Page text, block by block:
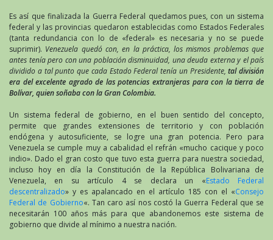
Es así que finalizada la Guerra Federal quedamos pues, con un sistema
federal y las provincias quedaron establecidas como Estados Federales
(tanta redundancia con lo de «federal» es necesaria y no se puede
suprimir). Venezuela quedó con, en la práctica, los mismos problemas que
antes tenía pero con una población disminuidad, una deuda externa y el país
dividido a tal punto que cada Estado Federal tenía un Presidente,tal división
era del excelente agrado de las potencias extranjeras para con la tierra de
Bolívar, quien soñaba con la Gran Colombia.
Un sistema federal de gobierno, en el buen sentido del concepto,
permite que grandes extensiones de territorio y con población
endógena y autosuficiente, se logre una gran potencia. Pero para
Venezuela se cumple muy a cabalidad el refrán «mucho cacique y poco
indio». Dado el gran costo que tuvo esta guerra para nuestra sociedad,
incluso hoy en día la Constitución de la República Bolivariana de
Venezuela, en su artículo 4 se declara un «Estado Federal
descentralizado» y es apalancado en el artículo 185 con el «Consejo
Federal de Gobierno«. Tan caro así nos costó la Guerra Federal que se
necesitarán 100 años más para que abandonemos este sistema de
gobierno que divide al mínimo a nuestra nación.